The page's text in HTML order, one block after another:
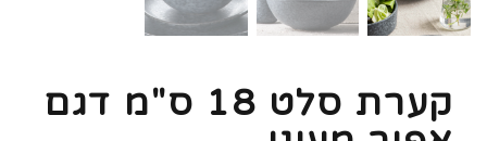
קערת סלט 18 ס"מ דגם